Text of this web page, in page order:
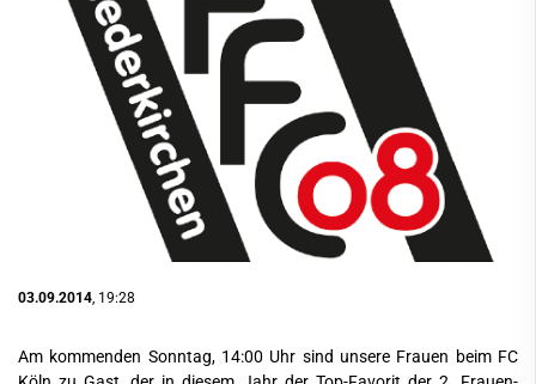
03.09.2014 , 19:28
Am kommenden Sonntag, 14:00 Uhr sind unsere Frauen beim FC